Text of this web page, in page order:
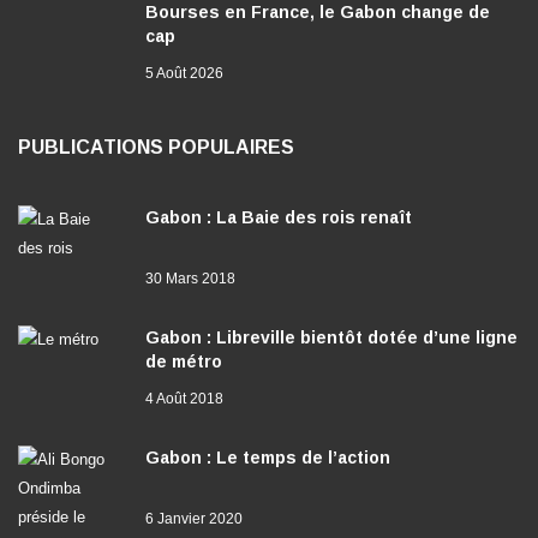
Bourses en France, le Gabon change de
cap
5 Août 2026
PUBLICATIONS POPULAIRES
Gabon : La Baie des rois renaît
30 Mars 2018
Gabon : Libreville bientôt dotée d’une ligne
de métro
4 Août 2018
Gabon : Le temps de l’action
6 Janvier 2020